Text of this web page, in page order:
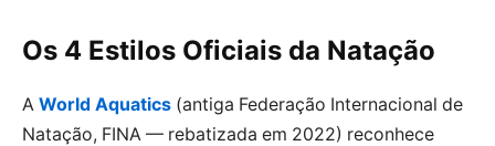
Os 4 Estilos Oficiais da Natação
A World Aquatics (antiga Federação Internacional de
Natação, FINA — rebatizada em 2022) reconhece